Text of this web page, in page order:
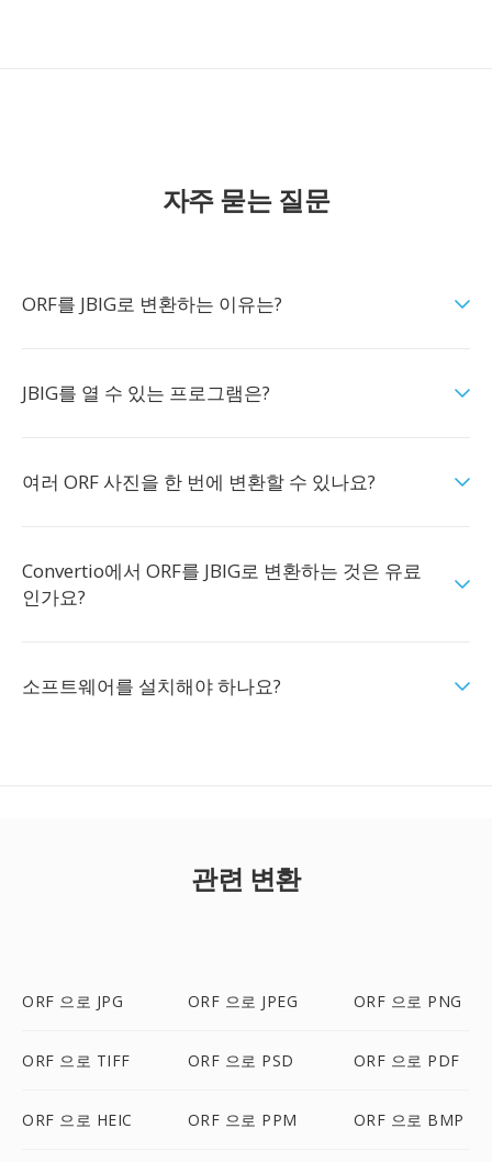
자주 묻는 질문
ORF를 JBIG로 변환하는 이유는?
JBIG를 열 수 있는 프로그램은?
여러 ORF 사진을 한 번에 변환할 수 있나요?
Convertio에서 ORF를 JBIG로 변환하는 것은 유료
인가요?
소프트웨어를 설치해야 하나요?
관련 변환
ORF 으로 JPG ORF 으로 JPEG ORF 으로 PNG
ORF 으로 TIFF ORF 으로 PSD ORF 으로 PDF
ORF 으로 HEIC ORF 으로 PPM ORF 으로 BMP